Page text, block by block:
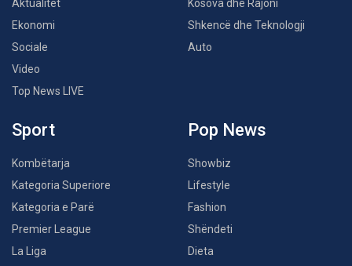
Aktualitet
Ekonomi
Sociale
Video
Top News LIVE
Kosova dhe Rajoni
Shkencë dhe Teknologji
Auto
Sport
Kombëtarja
Kategoria Superiore
Kategoria e Parë
Premier League
La Liga
Pop News
Showbiz
Lifestyle
Fashion
Shëndeti
Dieta